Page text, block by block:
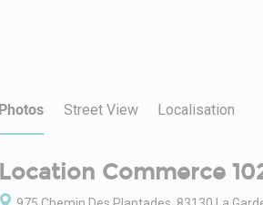
Photos Street View Localisation
Location Commerce